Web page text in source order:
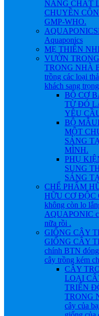
NĂNG CHẤT
CHUYỀN
GMP-WHO.
AQUAPONICS
Aquaponics
MẸ THIÊN
VƯỜN
TRONG NHÀ
trồng các loại
khách sang
BỘ CƠ
TỪ ĐÓ
YÊU
BỘ MẪU
MỘT
SÁNG
MÌNH.
PHỤ
SUNG
SÁNG
CHẾ PHẨM
HỮU CƠ ĐỘC
không còn lo
AQUAPONIC
nữa rồi .
GIỐNG CÂY
GIỐNG CÂY
chính BTN
cây trồng kém
CÂY
LOẠI
TRIỂN
TRONG
cây của